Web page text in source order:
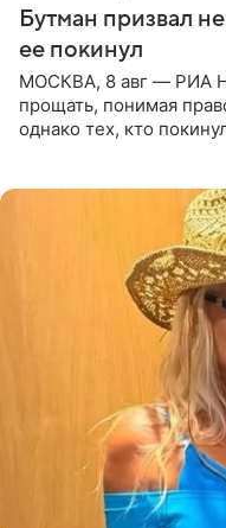
Бутман призвал
ее покинул
МОСКВА, 8 авг — РИА
прощать, понимая
однако тех, кто